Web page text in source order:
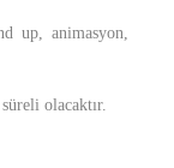
up, animasyon,
olacaktır.